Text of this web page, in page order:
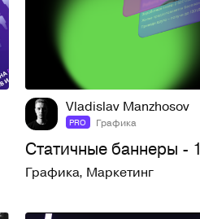
Vladislav Manzhosov
PRO Графика
Статичные баннеры - 1
Графика, Маркетинг